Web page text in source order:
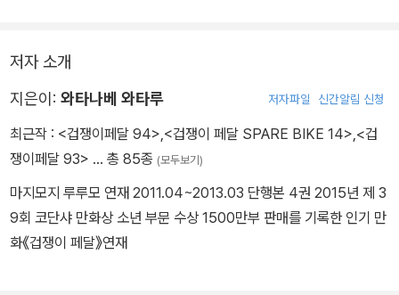
저자 소개
지은이: 와타나베 와타루 저자파일 신간알림 신청
최근작 : <겁쟁이페달 94> <겁쟁이 페달 SPARE BIKE 14> <겁
쟁이페달 93> … 총 85종 (모두보기)
마지모지 루루모 연재 2011.04~2013.03 단행본 4권 2015년 제 3
9회 코단샤 만화상 소년 부문 수상 1500만부 판매를 기록한 인기 만
화《겁쟁이 페달》연재